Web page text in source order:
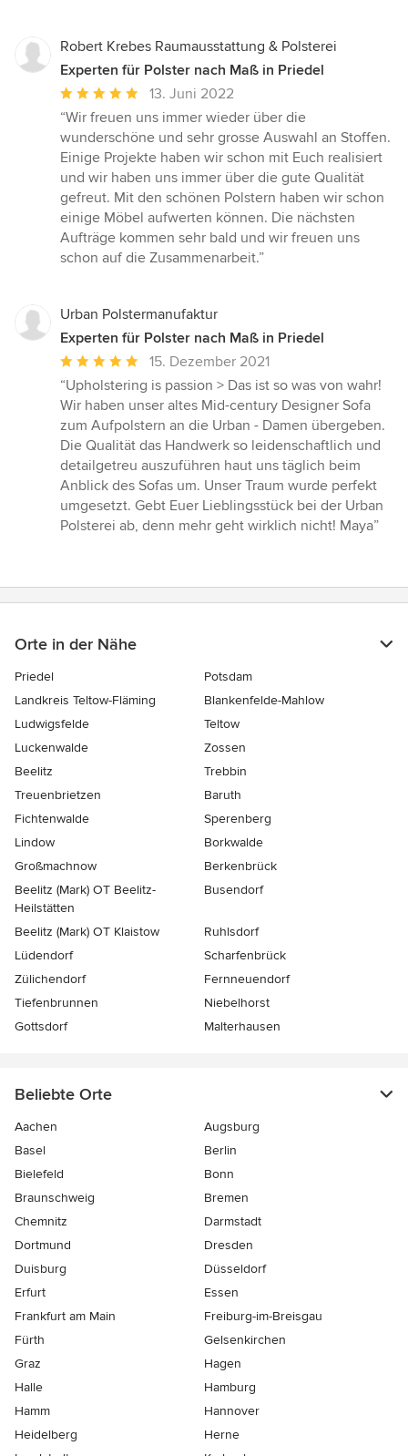
Robert Krebes Raumausstattung & Polsterei
Experten für Polster nach Maß in Priedel
Durchschnittliche
Bewertung:
5
von
5
Sternen
13. Juni 2022
“Wir freuen uns immer wieder über die
wunderschöne und sehr grosse Auswahl an Stoffen.
Einige Projekte haben wir schon mit Euch realisiert
und wir haben uns immer über die gute Qualität
gefreut. Mit den schönen Polstern haben wir schon
einige Möbel aufwerten können. Die nächsten
Aufträge kommen sehr bald und wir freuen uns
schon auf die Zusammenarbeit.”
Urban Polstermanufaktur
Experten für Polster nach Maß in Priedel
Durchschnittliche
Bewertung:
5
von
5
Sternen
15. Dezember 2021
“Upholstering is passion > Das ist so was von wahr!
Wir haben unser altes Mid-century Designer Sofa
zum Aufpolstern an die Urban - Damen übergeben.
Die Qualität das Handwerk so leidenschaftlich und
detailgetreu auszuführen haut uns täglich beim
Anblick des Sofas um. Unser Traum wurde perfekt
umgesetzt. Gebt Euer Lieblingsstück bei der Urban
Polsterei ab, denn mehr geht wirklich nicht! Maya”
Orte in der Nähe
Priedel
Potsdam
Landkreis Teltow-Fläming
Blankenfelde-Mahlow
Ludwigsfelde
Teltow
Luckenwalde
Zossen
Beelitz
Trebbin
Treuenbrietzen
Baruth
Fichtenwalde
Sperenberg
Lindow
Borkwalde
Großmachnow
Berkenbrück
Beelitz (Mark) OT Beelitz-
Heilstätten
Busendorf
Beelitz (Mark) OT Klaistow
Ruhlsdorf
Lüdendorf
Scharfenbrück
Zülichendorf
Fernneuendorf
Tiefenbrunnen
Niebelhorst
Gottsdorf
Malterhausen
Beliebte Orte
Aachen
Augsburg
Basel
Berlin
Bielefeld
Bonn
Braunschweig
Bremen
Chemnitz
Darmstadt
Dortmund
Dresden
Duisburg
Düsseldorf
Erfurt
Essen
Frankfurt am Main
Freiburg-im-Breisgau
Fürth
Gelsenkirchen
Graz
Hagen
Halle
Hamburg
Hamm
Hannover
Heidelberg
Herne